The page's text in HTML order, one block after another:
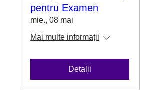
pentru Examen
mie., 08 mai
Mai multe informații
Detalii